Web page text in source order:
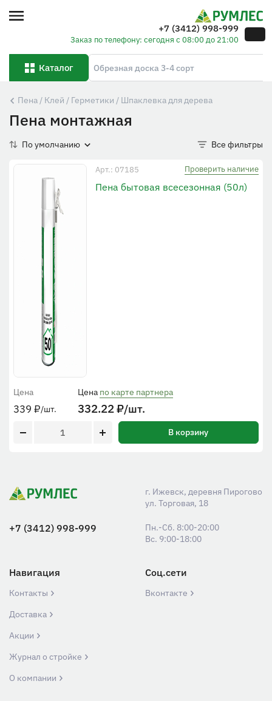
+7 (3412) 998-999
Заказ по телефону: сегодня с 08:00 до 21:00
Каталог
Пена / Клей / Герметики / Шпаклевка для дерева
Пена монтажная
По умолчанию Все фильтры
Арт.: 07185 Проверить наличие
Пена бытовая всесезонная (50л)
Цена
339 ₽/шт.
Цена по карте партнера
332.22₽/шт.
В корзину
г. Ижевск, деревня Пирогово
ул. Торговая, 18
+7 (3412) 998-999
Пн.-Сб. 8:00-20:00
Вс. 9:00-18:00
Навигация
Контакты
Доставка
Акции
Журнал о стройке
О компании
Соц.сети
Вконтакте